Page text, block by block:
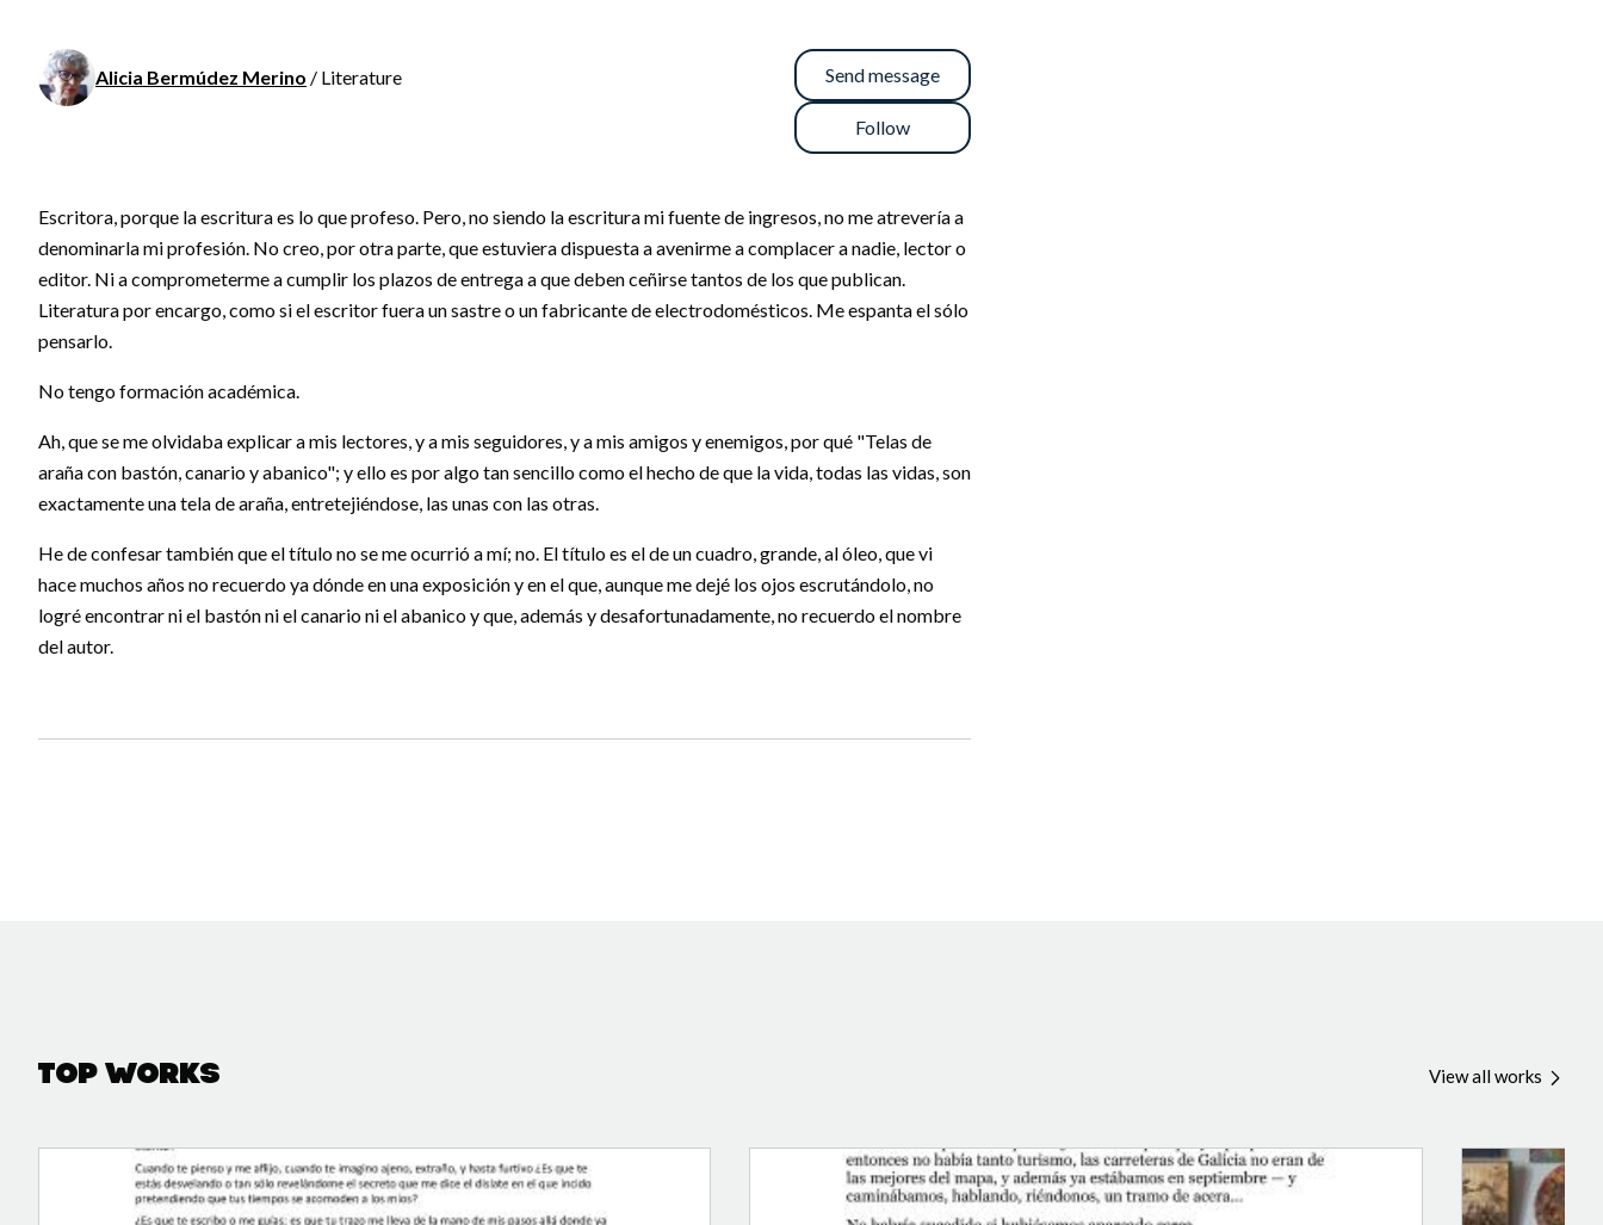
Alicia Bermúdez Merino / Literature Send message
Follow
Escritora, porque la escritura es lo que profeso. Pero, no siendo la escritura mi fuente de ingresos, no me atrevería a
denominarla mi profesión. No creo, por otra parte, que estuviera dispuesta a avenirme a complacer a nadie, lector o
editor. Ni a comprometerme a cumplir los plazos de entrega a que deben ceñirse tantos de los que publican.
Literatura por encargo, como si el escritor fuera un sastre o un fabricante de electrodomésticos. Me espanta el sólo
pensarlo.
No tengo formación académica.
Ah, que se me olvidaba explicar a mis lectores, y a mis seguidores, y a mis amigos y enemigos, por qué "Telas de
araña con bastón, canario y abanico"; y ello es por algo tan sencillo como el hecho de que la vida, todas las vidas, son
exactamente una tela de araña, entretejiéndose, las unas con las otras.
He de confesar también que el título no se me ocurrió a mí; no. El título es el de un cuadro, grande, al óleo, que vi
hace muchos años no recuerdo ya dónde en una exposición y en el que, aunque me dejé los ojos escrutándolo, no
logré encontrar ni el bastón ni el canario ni el abanico y que, además y desafortunadamente, no recuerdo el nombre
del autor.
Top Works View all works